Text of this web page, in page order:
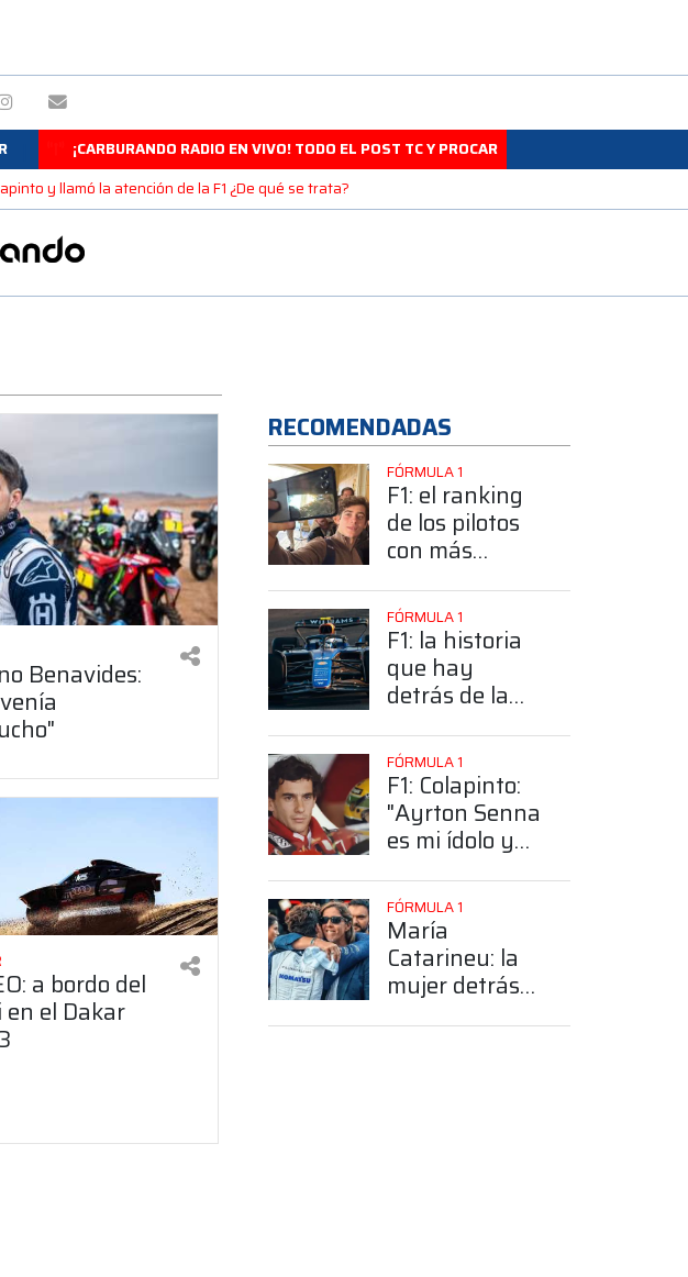
¡CARBURANDO RADIO EN VIVO! TODO EL POST TC Y PROCAR
y llamó la atención de la F1 ¿De qué se trata?
Benavides:
a bordo del
el Dakar
RECOMENDADAS
FÓRMULA 1
F1: el ranking
de los pilotos
con más
sorprendente
posición de
Colapinto
FÓRMULA 1
F1: la historia
que hay
detrás de la
Colapinto del
número 43
FÓRMULA 1
F1: Colapinto:
"Ayrton Senna
es mi ídolo y
grande"
FÓRMULA 1
María
Catarineu: la
mujer detrás